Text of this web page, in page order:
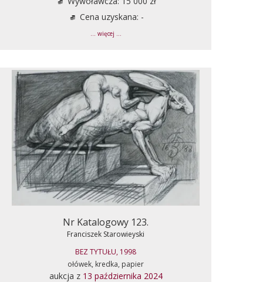
Cena uzyskana: -
... więcej ...
Nr Katalogowy 123.
Franciszek Starowieyski
BEZ TYTUŁU, 1998
ołówek, kredka, papier
aukcja z 13 października 2024